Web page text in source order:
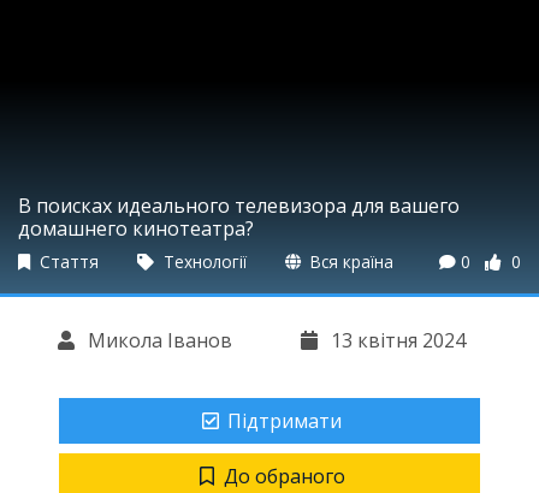
В поисках идеального телевизора для вашего
домашнего кинотеатра?
Стаття Технології Вся країна 0 0
Микола Іванов 13 квітня 2024
Підтримати
До обраного